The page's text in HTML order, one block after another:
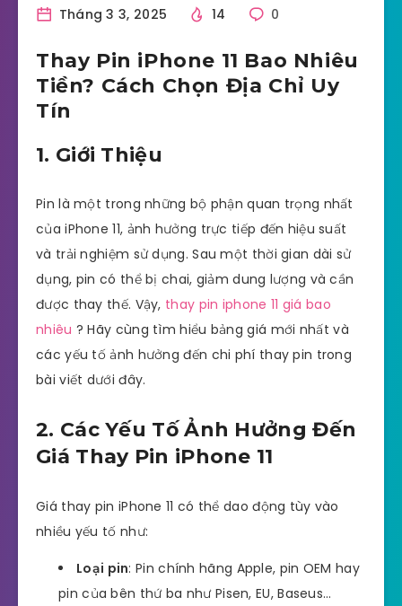
Tháng 3 3, 2025 14 0
Thay Pin iPhone 11 Bao Nhiêu
Tiền? Cách Chọn Địa Chỉ Uy
Tín
1. Giới Thiệu
Pin là một trong những bộ phận quan trọng nhất
của iPhone 11, ảnh hưởng trực tiếp đến hiệu suất
và trải nghiệm sử dụng. Sau một thời gian dài sử
dụng, pin có thể bị chai, giảm dung lượng và cần
được thay thế. Vậy, thay pin iphone 11 giá bao
nhiêu ? Hãy cùng tìm hiểu bảng giá mới nhất và
các yếu tố ảnh hưởng đến chi phí thay pin trong
bài viết dưới đây.
2. Các Yếu Tố Ảnh Hưởng Đến
Giá Thay Pin iPhone 11
Giá thay pin iPhone 11 có thể dao động tùy vào
nhiều yếu tố như:
Loại pin: Pin chính hãng Apple, pin OEM hay
pin của bên thứ ba như Pisen, EU, Baseus…